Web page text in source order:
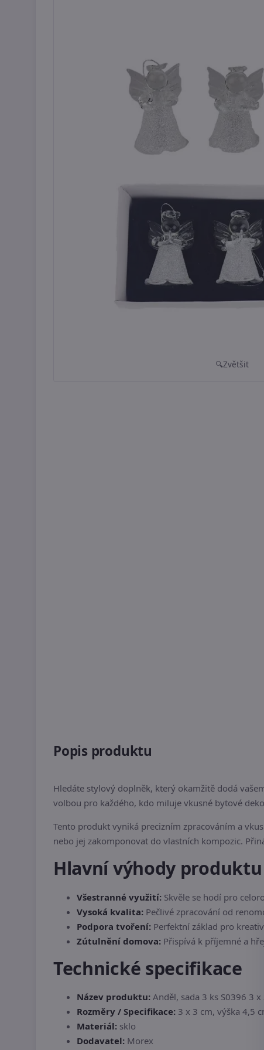
Zvětšit
Popis produktu
Hledáte stylový doplněk, který okamžitě dodá
volbou pro každého, kdo miluje vkusné bytové
Tento produkt vyniká precizním zpracováním a
nebo jej zakomponovat do vlastních kompozic.
Hlavní výhody produktu
Všestranné využití: Skvěle se hodí pro
Vysoká kvalita: Pečlivé zpracování od
Podpora tvoření: Perfektní základ pro
Zútulnění domova: Přispívá k příjemné a
Technické specifikace
Název produktu: Anděl, sada 3 ks S0396 3 x
Rozměry / Specifikace: 3 x 3 cm, výška 4,5
Materiál: sklo
Dodavatel: Morex